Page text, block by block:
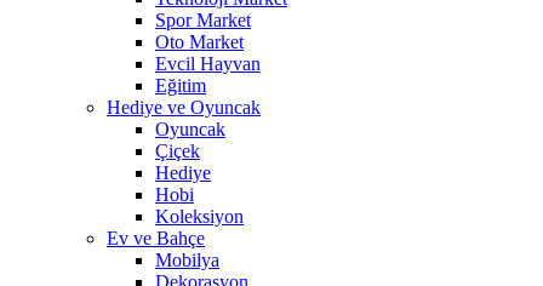
Spor Market
Oto Market
Evcil Hayvan
Eğitim
Hediye ve Oyuncak
Oyuncak
Çiçek
Hediye
Hobi
Koleksiyon
Ev ve Bahçe
Mobilya
Dekorasyon